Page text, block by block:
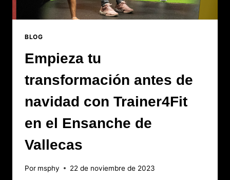
BLOG
Empieza tu
transformación antes de
navidad con Trainer4Fit
en el Ensanche de
Vallecas
Por msphy 22 de noviembre de 2023